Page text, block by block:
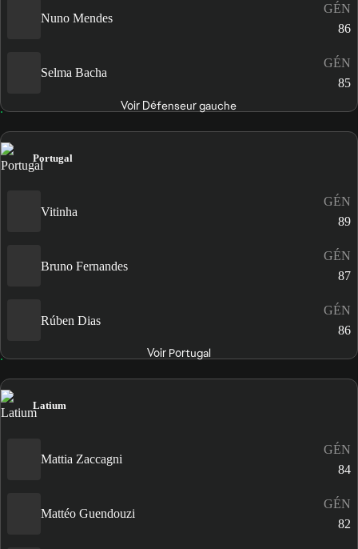
Nuno Mendes
GÉN
86
Selma Bacha
GÉN
85
Voir Défenseur gauche
Portugal
Vitinha
GÉN
89
Bruno Fernandes
GÉN
87
Rúben Dias
GÉN
86
Voir Portugal
Latium
Mattia Zaccagni
GÉN
84
Mattéo Guendouzi
GÉN
82